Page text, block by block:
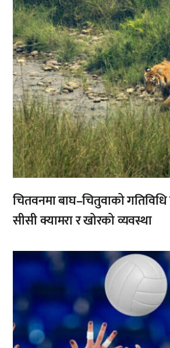
चितवनमा बाघ–चितुवाको गतिविधि
सीसी क्यामरा र खोरको व्यवस्था
,